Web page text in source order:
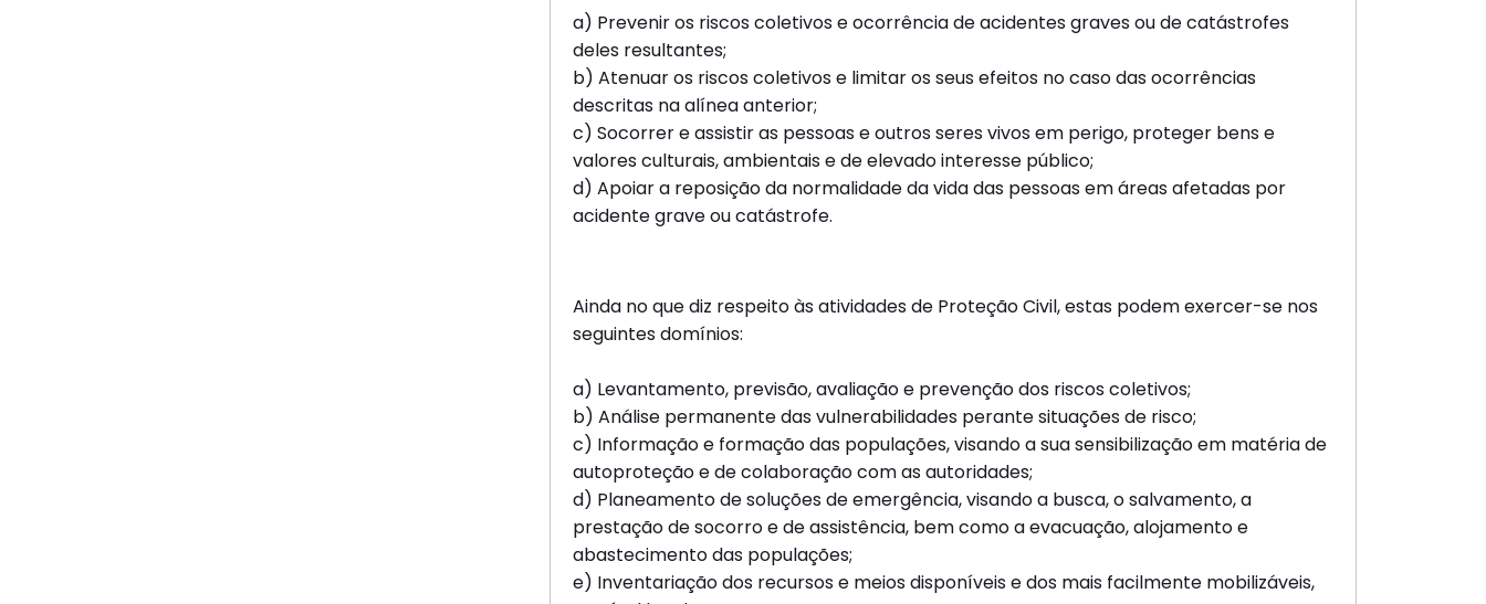
a) Prevenir os riscos coletivos e ocorrência de acidentes graves ou de catástrofes
deles resultantes;
b) Atenuar os riscos coletivos e limitar os seus efeitos no caso das ocorrências
descritas na alínea anterior;
c) Socorrer e assistir as pessoas e outros seres vivos em perigo, proteger bens e
valores culturais, ambientais e de elevado interesse público;
d) Apoiar a reposição da normalidade da vida das pessoas em áreas afetadas por
acidente grave ou catástrofe.
Ainda no que diz respeito às atividades de Proteção Civil, estas podem exercer-se nos
seguintes domínios:
a) Levantamento, previsão, avaliação e prevenção dos riscos coletivos;
b) Análise permanente das vulnerabilidades perante situações de risco;
c) Informação e formação das populações, visando a sua sensibilização em matéria de
autoproteção e de colaboração com as autoridades;
d) Planeamento de soluções de emergência, visando a busca, o salvamento, a
prestação de socorro e de assistência, bem como a evacuação, alojamento e
abastecimento das populações;
e) Inventariação dos recursos e meios disponíveis e dos mais facilmente mobilizáveis,